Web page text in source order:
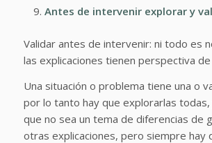
Antes de intervenir explorar y
Validar antes de intervenir: ni todo es
las explicaciones tienen perspectiva
Una situación o problema tiene una o
por lo tanto hay que explorarlas
que no sea un tema de diferencias de
otras explicaciones, pero siempre hay